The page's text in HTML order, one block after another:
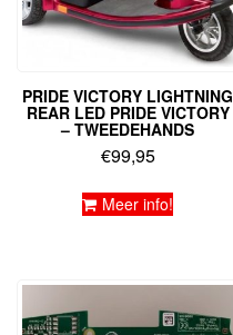
PRIDE VICTORY LIGHTNING
REAR LED PRIDE VICTORY
– TWEEDEHANDS
€99,95
Meer info!